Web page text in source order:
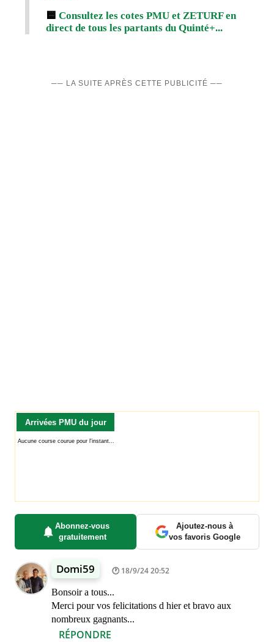
🟨 Consultez les cotes PMU et ZETURF en
direct de tous les partants du Quinté+...
── LA SUITE APRÈS CETTE PUBLICITÉ ──
Arrivées PMU du jour
Abonnez-vous
gratuitement
Ajoutez-nous à
vos favoris Google
Domi59 18/9/24 20:52
Bonsoir a tous...
Merci pour vos felicitations d hier et bravo aux
nombreux gagnants...
RÉPONDRE